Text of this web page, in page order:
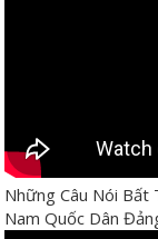
Những Câu Nói Bất
Nam Quốc Dân